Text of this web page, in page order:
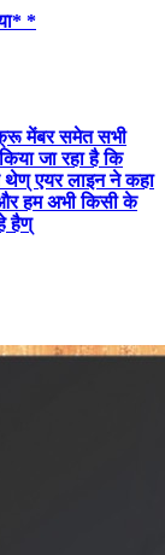
*
क्रू मेंबर समेत सभी
जा रहा है कि
एयर लाइन ने कहा
हम अभी किसी के
हैण्